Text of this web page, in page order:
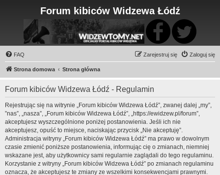
Forum kibiców Widzewa Łódź
FAQ Zaloguj się
Zarejestruj się
Strona domowa Strona główna
Forum kibiców Widzewa Łódź - Regulamin
Rejestrując się na witrynie „Forum kibiców Widzewa Łódź”, zwanej dalej „my”,
”nas”, „nasza”, „Forum kibiców Widzewa Łódź”, „https://ewidzew.pl/forum”,
akceptujesz wyszczególnione poniżej postanowienia. Jeśli ich nie
akceptujesz, opuść to miejsce, naciskając przycisk „Nie akceptuję”.
Administracja witryny „Forum kibiców Widzewa Łódź” ma prawo w dowolnym
czasie zmienić poniższe postanowienia, informując cię o zmianach, niemniej
wskazane jest, aby użytkownicy sami regularnie zaglądali do tego regulaminu.
Korzystanie z witryny „Forum kibiców Widzewa Łódź” po zmianach regulaminu
oznacza, że akceptujesz te zmiany ze wszelkimi konsekwencjami prawnymi.